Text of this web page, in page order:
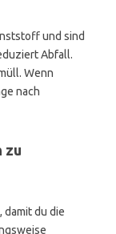
und sind
Abfall.
Wenn
nach
zu
damit du die